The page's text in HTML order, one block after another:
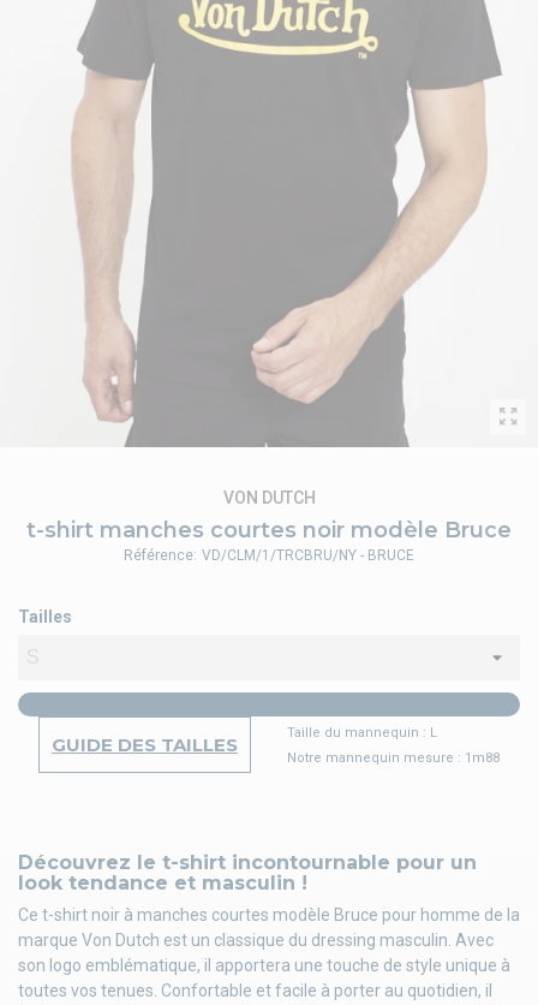
t-shirt manches courtes noir modèle Bruce
VON DUTCH
Découvrez le t-shirt incontournable pour un
look tendance et masculin !
Ce t-shirt noir à manches courtes modèle Bruce pour homme de la
marque Von Dutch est un classique du dressing masculin. Avec
son logo emblématique, il apportera une touche de style unique à
toutes vos tenues. Confortable et facile à porter au quotidien, il
Tailles
GUIDE DES TAILLES
Taille du mannequin : L
Notre mannequin mesure : 1m88
Référence: VD/CLM/1/TRCBRU/NY - BRUCE